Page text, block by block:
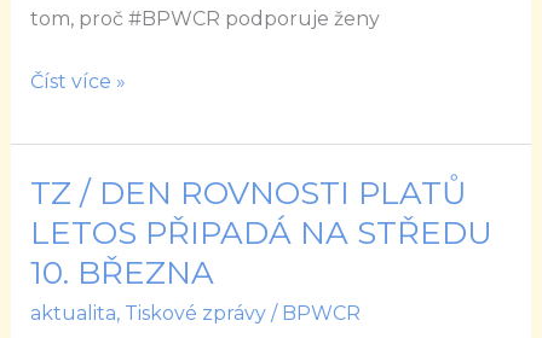
tom, proč #BPWCR podporuje ženy
;-)
Číst více »
TZ / DEN ROVNOSTI PLATŮ
LETOS PŘIPADÁ NA STŘEDU
10. BŘEZNA
aktualita, Tiskové zprávy/ BPWCR
TZ
/
DEN
ROVNOSTI
PLATŮ